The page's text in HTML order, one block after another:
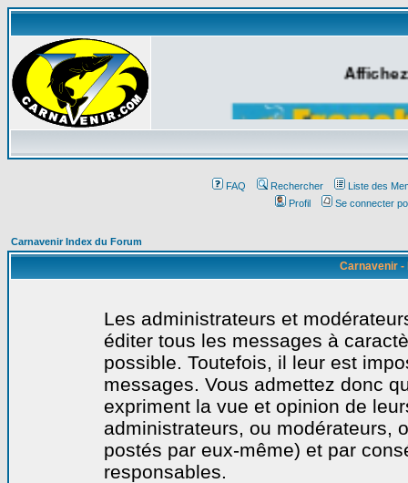
FAQ Rechercher
Liste des
Profil
Se connecter
Carnavenir Index du Forum
Carnavenir -
Les administrateurs et
éditer tous les messages à
possible. Toutefois, il leur est
messages. Vous admettez donc
expriment la vue et opinion de
administrateurs, ou modérateurs,
postés par eux-même) et par
responsables.